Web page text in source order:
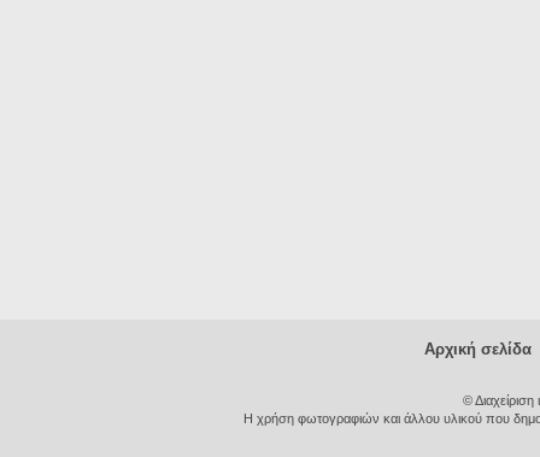
Αρχική σελίδα
©
Η χρήση φωτογραφιών και άλλου υλικού που